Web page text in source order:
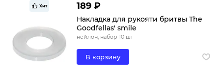
Хит 189 ₽
Накладка для рукояти бритвы The
Goodfellas' smile
нейлон, набор 10 шт
В корзину